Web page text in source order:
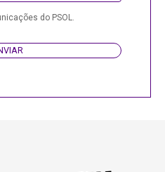
do PSOL.